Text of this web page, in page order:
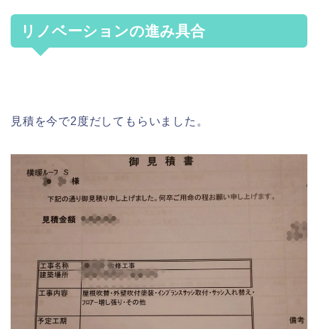
リノベーションの進み具合
見積を今で2度だしてもらいました。